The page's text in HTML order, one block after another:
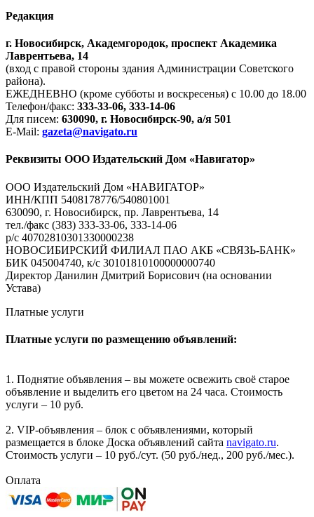
Редакция
г. Новосибирск, Академгородок, проспект Академика
Лаврентьева, 14
(вход с правой стороны здания Администрации Советского
района).
ЕЖЕДНЕВНО (кроме субботы и воскресенья) с 10.00 до 18.00
Телефон/факс: 333-33-06, 333-14-06
Для писем: 630090, г. Новосибирск-90, а/я 501
E-Mail: gazeta@navigato.ru
Реквизиты ООО Издательский Дом «Навигатор»
ООО Издательский Дом «НАВИГАТОР»
ИНН/КПП 5408178776/540801001
630090, г. Новосибирск, пр. Лаврентьева, 14
тел./факс (383) 333-33-06, 333-14-06
р/с 40702810301330000238
НОВОСИБИРСКИЙ ФИЛИАЛ ПАО АКБ «СВЯЗЬ-БАНК»
БИК 045004740, к/с 30101810100000000740
Директор Данилин Дмитрий Борисович (на основании
Устава)
Платные услуги
Платные услуги по размещению объявлений:
1. Поднятие объявления – вы можете освежить своё старое
объявление и выделить его цветом на 24 часа. Стоимость
услуги – 10 руб.
2. VIP-объявления – блок с объявлениями, который
размещается в блоке Доска объявлений сайта navigato.ru.
Стоимость услуги – 10 руб./сут. (50 руб./нед., 200 руб./мес.).
Оплата